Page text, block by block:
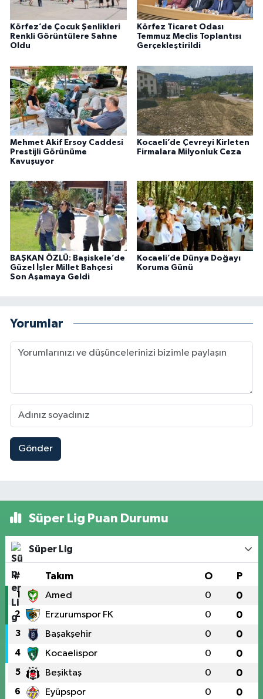
Körfez’de Çocuk Şenlikleri
Renkli Görüntülere Sahne
Oldu
Körfez Ticaret Odası
Temmuz Meclis Toplantısı
Gerçekleştirildi
Mehmet Akif Ersoy Caddesi
Prestijli Görünüme
Kavuşuyor
Kocaeli’de Çevreyi Kirleten
Firmalara Milyonluk Ceza
BAŞKAN ÖZLÜ: Başiskele’de
Güzel İşler Millet Bahçesi
Son Aşamaya Geldi
Kocaeli’de Dünya Doğayı
Koruma Günü
Yorumlar
Gönder
Süper Lig Puan Durumu
Süper Lig
# Takım O P
1 Amed 0 0
2 Erzurumspor FK 0 0
3 Başakşehir 0 0
4 Kocaelispor 0 0
5 Beşiktaş 0 0
6 Eyüpspor 0 0